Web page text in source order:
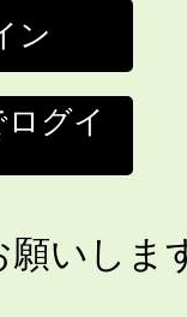
ン
グイ
願いしま